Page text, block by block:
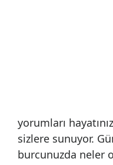
yorumları
sizlere sunuyor.
burcunuzda neler